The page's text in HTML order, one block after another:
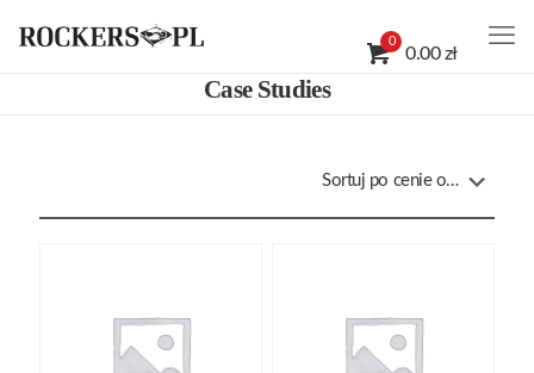
0
0.00 zł
Case Studies